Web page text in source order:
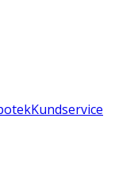
Kundservice